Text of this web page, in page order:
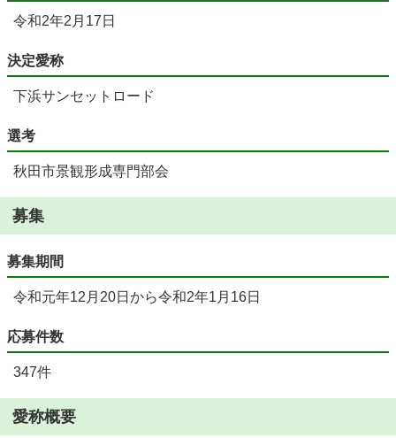
令和2年2月17日
決定愛称
下浜サンセットロード
選考
秋田市景観形成専門部会
募集
募集期間
令和元年12月20日から令和2年1月16日
応募件数
347件
愛称概要